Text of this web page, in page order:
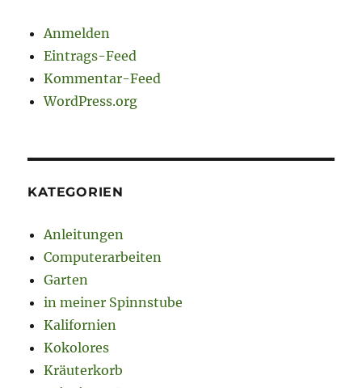
Anmelden
Eintrags-Feed
Kommentar-Feed
WordPress.org
KATEGORIEN
Anleitungen
Computerarbeiten
Garten
in meiner Spinnstube
Kalifornien
Kokolores
Kräuterkorb